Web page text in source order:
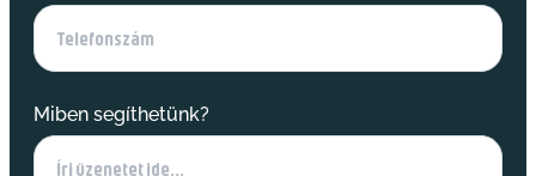
Miben segíthetünk?